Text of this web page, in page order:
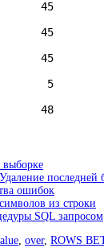
45
45
45
5
48
выборке
ошибок
из строки
SQL запросом
, over, ROWS